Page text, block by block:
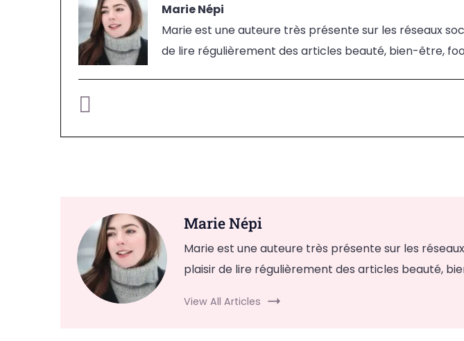
Marie Népi
Marie est une auteure très présente sur les réseaux
de lire régulièrement des articles beauté, bien-être,
Marie Népi
Marie est une auteure très présente sur les
plaisir de lire régulièrement des articles beauté,
View All Articles